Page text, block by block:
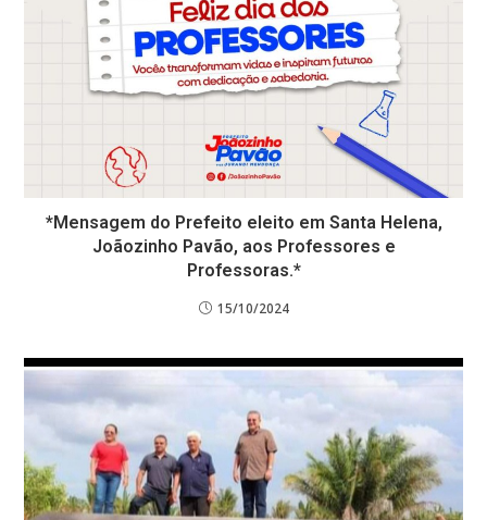
*Mensagem do Prefeito eleito em Santa Helena,
Joãozinho Pavão, aos Professores e
Professoras.*
15/10/2024